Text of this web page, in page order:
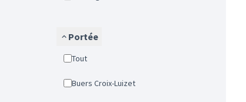
Portée
Tout
Buers Croix-Luizet